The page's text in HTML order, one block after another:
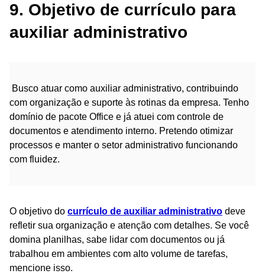
9. Objetivo de currículo para
auxiliar administrativo
Busco atuar como auxiliar administrativo, contribuindo
com organização e suporte às rotinas da empresa. Tenho
domínio de pacote Office e já atuei com controle de
documentos e atendimento interno. Pretendo otimizar
processos e manter o setor administrativo funcionando
com fluidez.
O objetivo do currículo de auxiliar administrativo deve
refletir sua organização e atenção com detalhes. Se você
domina planilhas, sabe lidar com documentos ou já
trabalhou em ambientes com alto volume de tarefas,
mencione isso.